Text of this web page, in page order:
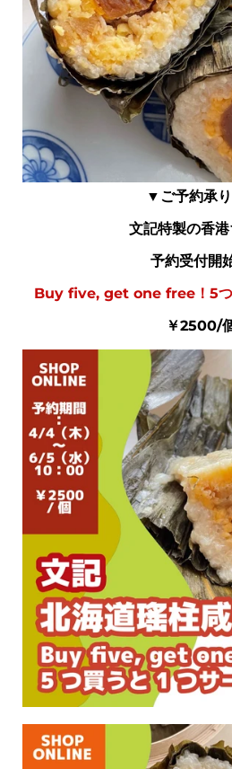
▼ご予約承
文記特製の香港
予約受付開
Buy five, get one free！5つ
￥2500/